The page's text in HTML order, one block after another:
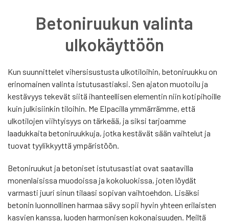
Betoniruukun valinta
ulkokäyttöön
Kun suunnittelet vihersisustusta ulkotiloihin, betoniruukku on
erinomainen valinta istutusastiaksi. Sen ajaton muotoilu ja
kestävyys tekevät siitä ihanteellisen elementin niin kotipihoille
kuin julkisiinkin tiloihin. Me Elpacilla ymmärrämme, että
ulkotilojen viihtyisyys on tärkeää, ja siksi tarjoamme
laadukkaita betoniruukkuja, jotka kestävät sään vaihtelut ja
tuovat tyylikkyyttä ympäristöön.
Betoniruukut ja betoniset istutusastiat ovat saatavilla
monenlaisissa muodoissa ja kokoluokissa, joten löydät
varmasti juuri sinun tilaasi sopivan vaihtoehdon. Lisäksi
betonin luonnollinen harmaa sävy sopii hyvin yhteen erilaisten
kasvien kanssa, luoden harmonisen kokonaisuuden. Meiltä